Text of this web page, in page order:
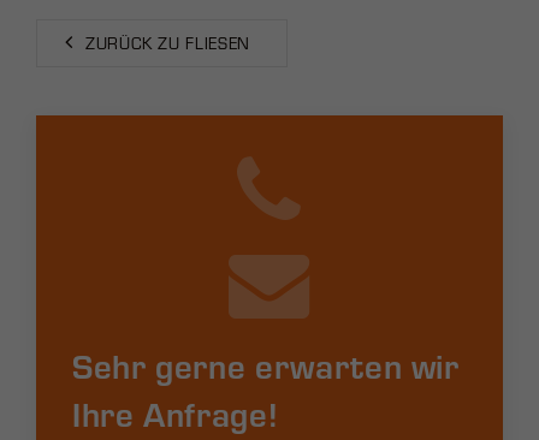
ZURÜCK ZU FLIESEN
Sehr gerne erwarten wir
Ihre Anfrage!